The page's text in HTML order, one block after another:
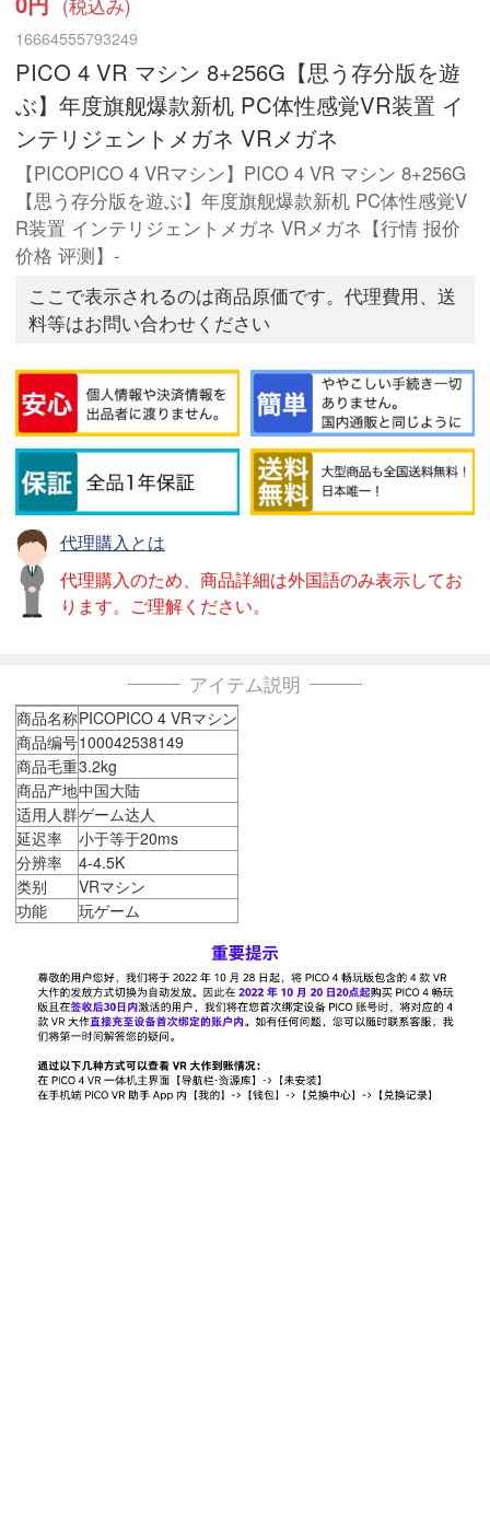
16664555793249
PICO 4 VR マシン 8+256G【思う存分版を遊
ぶ】年度旗舰爆款新机 PC体性感覚VR装置 イ
ンテリジェントメガネ VRメガネ
【PICOPICO 4 VRマシン】PICO 4 VR マシン 8+256G
【思う存分版を遊ぶ】年度旗舰爆款新机 PC体性感覚V
R装置 インテリジェントメガネ VRメガネ【行情 报价
价格 评测】-
ここで表示されるのは商品原価です。代理費用、送
料等はお問い合わせください
代理購入とは
代理購入のため、商品詳細は外国語のみ表示してお
ります。ご理解ください。
アイテム説明
商品名称PICOPICO 4 VRマシン
商品编号100042538149
商品毛重3.2kg
商品产地中国大陆
适用人群ゲーム达人
延迟率
小于等于20ms
分辨率
4-4.5K
类别
VRマシン
功能
玩ゲーム